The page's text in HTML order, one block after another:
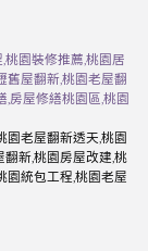
桃園裝修推薦,桃園居
舊屋翻新,桃園老屋翻
,房屋修繕桃園區,桃園
園老屋翻新透天,桃園
新,桃園房屋改建,桃
園統包工程,桃園老屋